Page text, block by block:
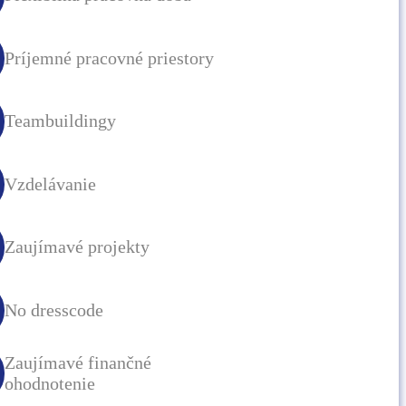
Príjemné pracovné priestory
Teambuildingy
Vzdelávanie
Zaujímavé projekty
No dresscode
Zaujímavé finančné
ohodnotenie